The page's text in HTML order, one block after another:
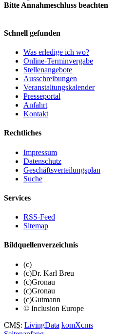
Bitte Annahmeschluss beachten
Schnell gefunden
Was erledige ich wo?
Online-Terminvergabe
Stellenangebote
Ausschreibungen
Veranstaltungskalender
Presseportal
Anfahrt
Kontakt
Rechtliches
Impressum
Datenschutz
Geschäftsverteilungsplan
Suche
Services
RSS-Feed
Sitemap
Bildquellenverzeichnis
(c)
(c)Dr. Karl Breu
(c)Gronau
(c)Gronau
(c)Gutmann
© Inclusion Europe
CMS: LivingData komXcms